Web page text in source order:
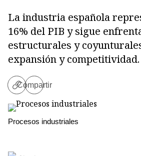
La industria española
16% del PIB y sigue
estructurales y
expansión y competitividad.
Copiar
enlace
Compartir
Procesos industriales